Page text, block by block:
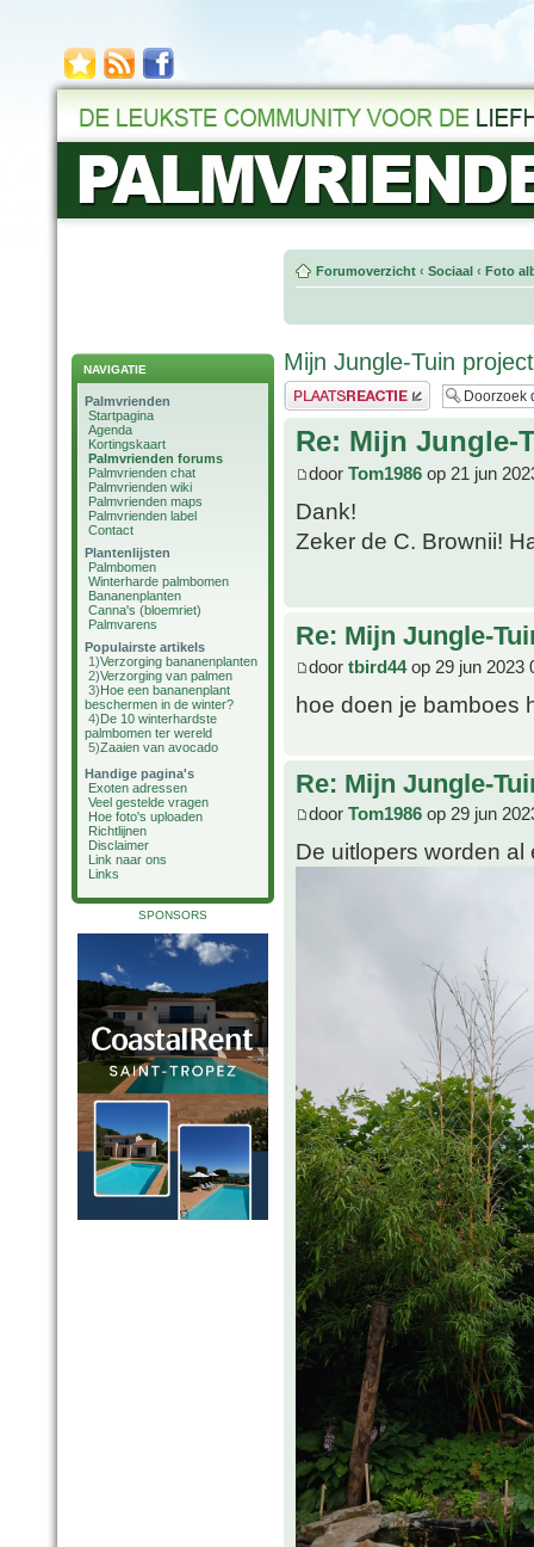
NAVIGATIE
Palmvrienden
Startpagina
Agenda
Kortingskaart
Palmvrienden forums
Palmvrienden chat
Palmvrienden wiki
Palmvrienden maps
Palmvrienden label
Contact
Plantenlijsten
Palmbomen
Winterharde palmbomen
Bananenplanten
Canna's (bloemriet)
Palmvarens
Populairste artikels
1)Verzorging bananenplanten
2)Verzorging van palmen
3)Hoe een bananenplant
beschermen in de winter?
4)De 10 winterhardste
palmbomen ter wereld
5)Zaaien van avocado
Handige pagina's
Exoten adressen
Veel gestelde vragen
Hoe foto's uploaden
Richtlijnen
Disclaimer
Link naar ons
Links
SPONSORS
Forumoverzicht ‹ Sociaal ‹ Foto
Mijn Jungle-Tuin project
Plaats een reactie
Re: Mijn Jungle-
door Tom1986 op 21 jun
Dank!
Zeker de C. Brownii!
Re: Mijn Jungle-
door tbird44op 29 jun 2023
hoe doen je bamboes
Re: Mijn Jungle-
door Tom1986 op 29 jun
De uitlopers worden